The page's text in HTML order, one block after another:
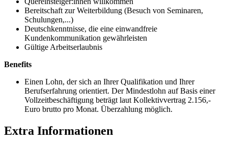
Bereitschaft zur Weiterbildung (Besuch von Seminaren,
Schulungen,...)
Deutschkenntnisse, die eine einwandfreie
Kundenkommunikation gewährleisten
Gültige Arbeitserlaubnis
Benefits
Einen Lohn, der sich an Ihrer Qualifikation und Ihrer
Berufserfahrung orientiert. Der Mindestlohn auf Basis einer
Vollzeitbeschäftigung beträgt laut Kollektivvertrag 2.156,-
Euro brutto pro Monat. Überzahlung möglich.
Extra Informationen